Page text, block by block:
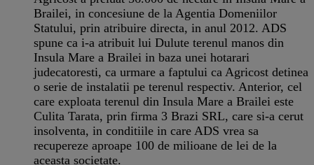
Brailei, in concesiune de la Agentia Domeniilor
Statului, prin atribuire directa, in anul 2012. ADS
spune ca i-a atribuit lui Dulute terenul manos din
Insula Mare a Brailei in baza unei hotarari
judecatoresti, ca urmare a faptului ca Agricost detinea
o serie de instalatii pe terenul respectiv. Anterior, cel
care exploata terenul din Insula Mare a Brailei este
Culita Tarata, prin firma 3 Brazi SRL, care si-a cerut
insolventa, in conditiile in care ADS vrea sa
recupereze aproape 100 de milioane de lei de la
aceasta societate.